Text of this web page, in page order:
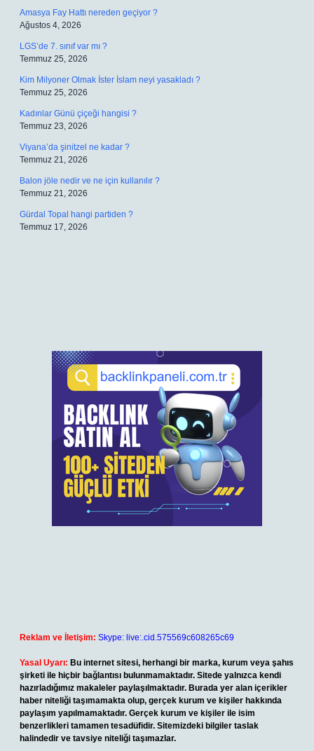
Amasya Fay Hattı nereden geçiyor ?
Ağustos 4, 2026
LGS’de 7. sınıf var mı ?
Temmuz 25, 2026
Kim Milyoner Olmak İster İslam neyi yasakladı ?
Temmuz 25, 2026
Kadınlar Günü çiçeği hangisi ?
Temmuz 23, 2026
Viyana’da şinitzel ne kadar ?
Temmuz 21, 2026
Balon jöle nedir ve ne için kullanılır ?
Temmuz 21, 2026
Gürdal Topal hangi partiden ?
Temmuz 17, 2026
Reklam ve İletişim: Skype: live:.cid.575569c608265c69
Yasal Uyarı: Bu internet sitesi, herhangi bir marka, kurum veya şahıs
şirketi ile hiçbir bağlantısı bulunmamaktadır. Sitede yalnızca kendi
hazırladığımız makaleler paylaşılmaktadır. Burada yer alan içerikler
haber niteliği taşımamakta olup, gerçek kurum ve kişiler hakkında
paylaşım yapılmamaktadır. Gerçek kurum ve kişiler ile isim
benzerlikleri tamamen tesadüfidir. Sitemizdeki bilgiler taslak
halindedir ve tavsiye niteliği taşımazlar.